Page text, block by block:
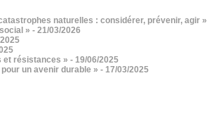
naturelles : considérer, prévenir, agir »
» - 21/03/2026
et résistances » - 19/06/2025
un avenir durable » - 17/03/2025